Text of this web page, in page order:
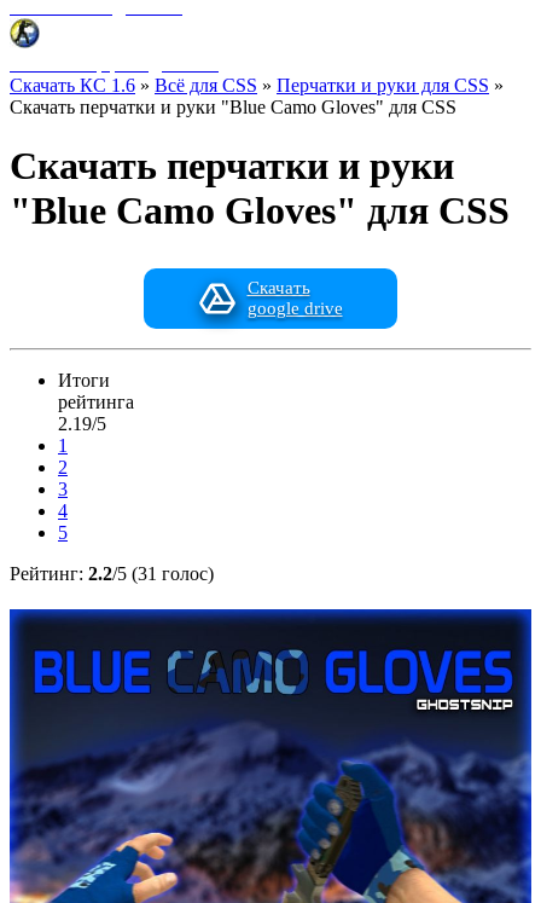
Скачать КС 1.6 » Всё для CSS » Перчатки и руки для CSS »
Скачать перчатки и руки "Blue Camo Gloves" для CSS
Скачать перчатки и руки
"Blue Camo Gloves" для CSS
Скачать
google drive
Итоги
рейтинга
2.19/5
1
2
3
4
5
Рейтинг: 2.2/5 (31 голос)